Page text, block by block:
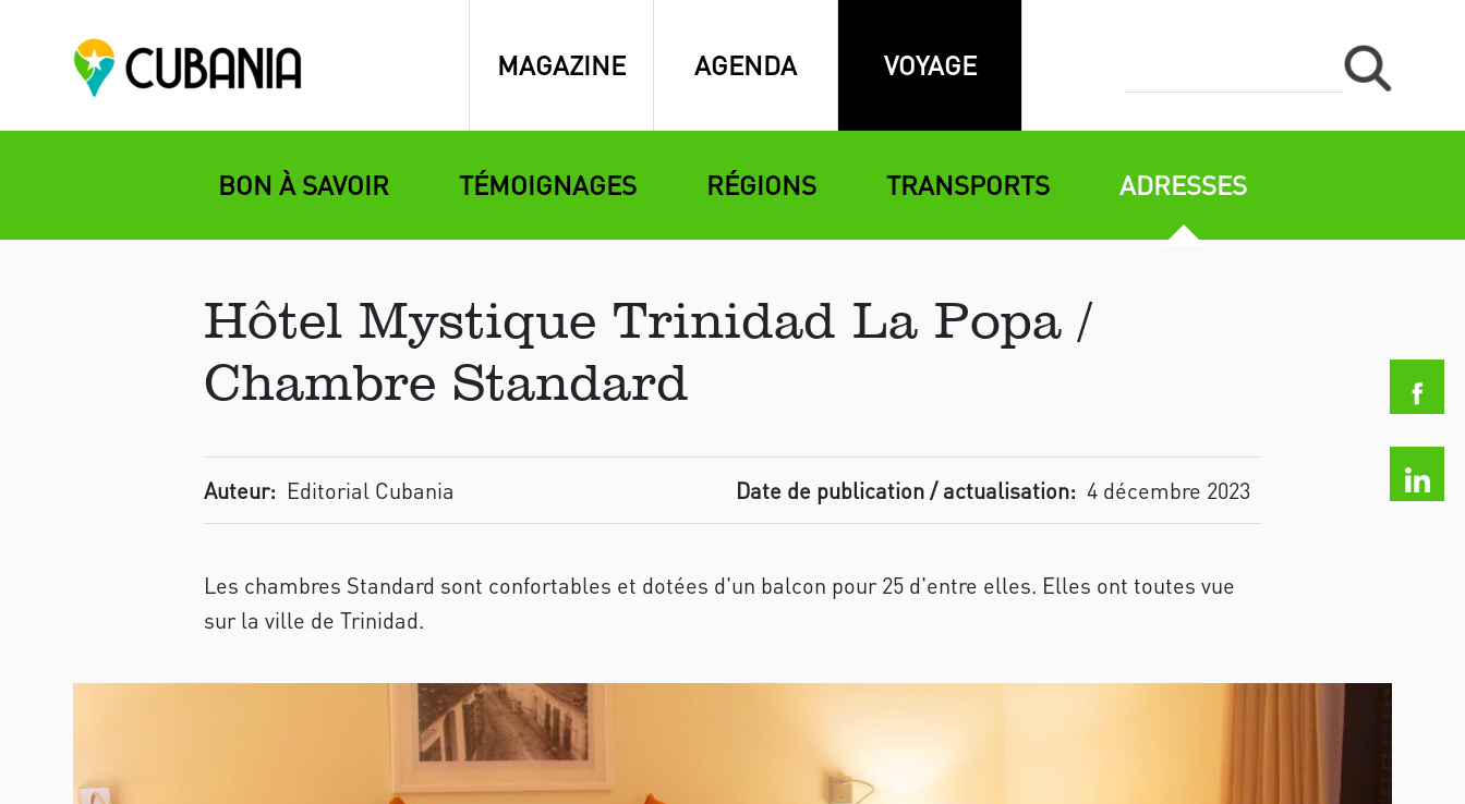
MAGAZINE AGENDA VOYAGE
BON À SAVOIR TÉMOIGNAGES RÉGIONS TRANSPORTS ADRESSES
Hôtel Mystique Trinidad La Popa /
Chambre Standard
Auteur: Editorial Cubania Date de publication / actualisation: 4 décembre 2023
Les chambres Standard sont confortables et dotées d'un balcon pour 25 d'entre elles. Elles ont toutes vue
sur la ville de Trinidad.